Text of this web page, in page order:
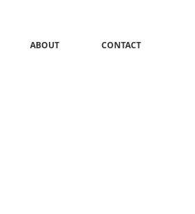
ABOUT CONTACT